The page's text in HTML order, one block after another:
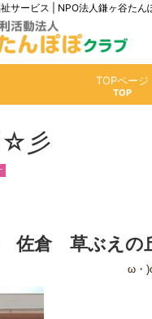
サービス | NPO法人鎌ヶ谷た
TOPページ
☆彡
佐倉 草ぶえの
ω・